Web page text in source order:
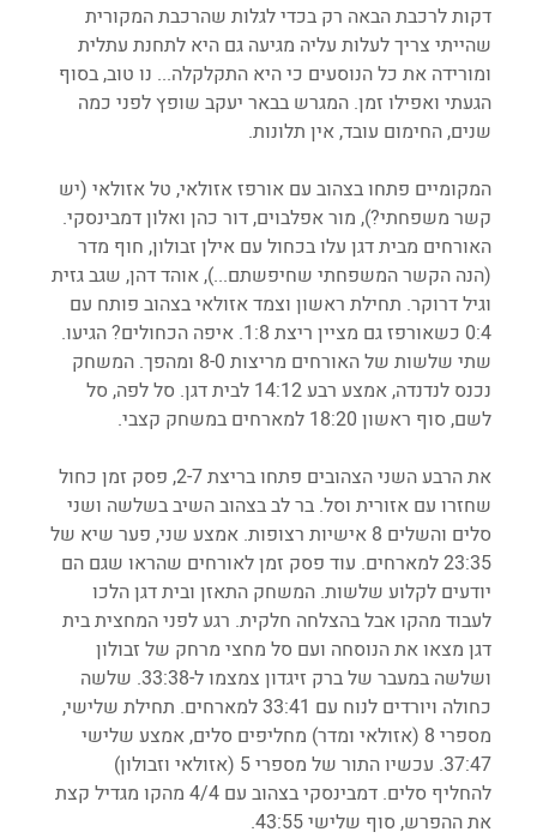
דקות לרכבת הבאה רק בכדי לגלות שהרכבת המקורית
שהייתי צריך לעלות עליה מגיעה גם היא לתחנת עתלית
ומורידה את כל הנוסעים כי היא התקלקלה... נו טוב, בסוף
הגעתי ואפילו זמן. המגרש בבאר יעקב שופץ לפני כמה
שנים, החימום עובד, אין תלונות.
המקומיים פתחו בצהוב עם אורפז אזולאי, טל אזולאי (יש
קשר משפחתי?), מור אפלבוים, דור כהן ואלון דמבינסקי.
האורחים מבית דגן עלו בכחול עם אילן זבולון, חוף מדר
(הנה הקשר המשפחתי שחיפשתם...), אוהד דהן, שגב גזית
וגיל דרוקר. תחילת ראשון וצמד אזולאי בצהוב פותח עם
0:4 כשאורפז גם מציין ריצת 1:8. איפה הכחולים? הגיעו.
שתי שלשות של האורחים מריצות 8-0 ומהפך. המשחק
נכנס לנדנדה, אמצע רבע 14:12 לבית דגן. סל לפה, סל
לשם, סוף ראשון 18:20 למארחים במשחק קצבי.
את הרבע השני הצהובים פתחו בריצת 2-7, פסק זמן כחול
שחזרו עם אזורית וסל. בר לב בצהוב השיב בשלשה ושני
סלים והשלים 8 אישיות רצופות. אמצע שני, פער שיא של
23:35 למארחים. עוד פסק זמן לאורחים שהראו שגם הם
יודעים לקלוע שלשות. המשחק התאזן ובית דגן הלכו
לעבוד מהקו אבל בהצלחה חלקית. רגע לפני המחצית בית
דגן מצאו את הנוסחה ועם סל מחצי מרחק של זבולון
ושלשה במעבר של ברק זיגדון צמצמו ל-33:38. שלשה
כחולה ויורדים לנוח עם 33:41 למארחים. תחילת שלישי,
מספרי 8 (אזולאי ומדר) מחליפים סלים, אמצע שלישי
37:47. עכשיו התור של מספרי 5 (אזולאי וזבולון)
להחליף סלים. דמבינסקי בצהוב עם 4/4 מהקו מגדיל קצת
את ההפרש, סוף שלישי 43:55.